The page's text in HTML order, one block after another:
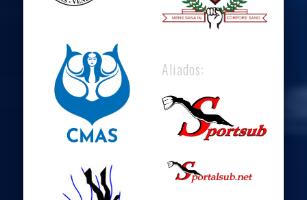
Aliados: